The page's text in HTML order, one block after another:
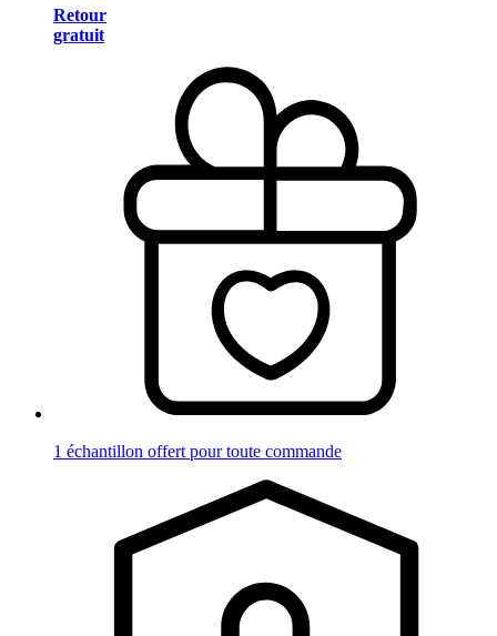
Retour
gratuit
1 échantillon offert pour toute commande